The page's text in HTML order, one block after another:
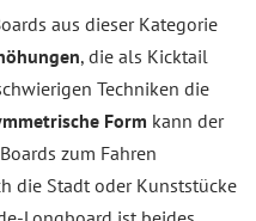
aus dieser Kategorie
, die als Kicktail
Techniken die
Form kann der
zum Fahren
die Stadt oder Kunststücke